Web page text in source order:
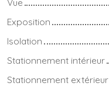
Exposition
Isolation
Stationnement intérieur
Stationnement extérieur